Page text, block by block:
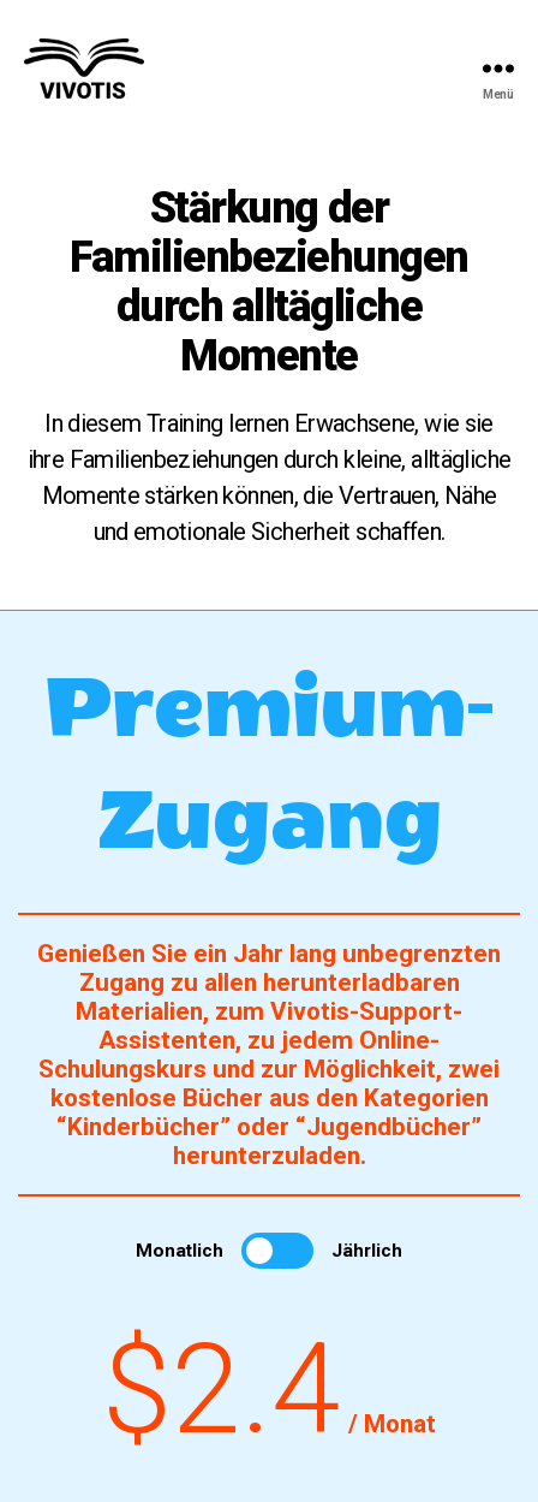
Menü
Stärkung der
Familienbeziehungen
durch alltägliche
Momente
In diesem Training lernen Erwachsene, wie sie
ihre Familienbeziehungen durch kleine, alltägliche
Momente stärken können, die Vertrauen, Nähe
und emotionale Sicherheit schaffen.
Premium-
Zugang
Genießen Sie ein Jahr lang unbegrenzten
Zugang zu allen herunterladbaren
Materialien, zum Vivotis-Support-
Assistenten, zu jedem Online-
Schulungskurs und zur Möglichkeit, zwei
kostenlose Bücher aus den Kategorien
“Kinderbücher” oder “Jugendbücher”
herunterzuladen.
Monatlich Jährlich
$2.4 / Monat